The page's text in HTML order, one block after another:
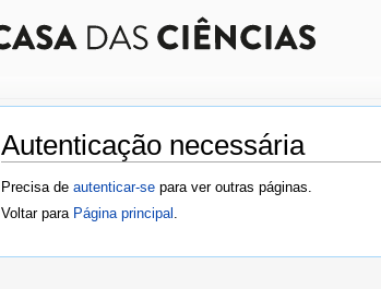
Autenticação necessária
Ir para:navegação,pesquisa
Precisa de autenticar-se para ver outras páginas.
Voltar para Página principal